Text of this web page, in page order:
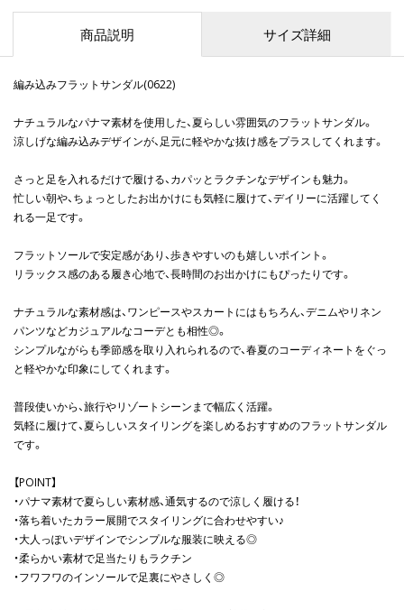
商品説明 サイズ詳細
編み込みフラットサンダル(0622)
ナチュラルなパナマ素材を使用した、夏らしい雰囲気のフラットサンダル。
涼しげな編み込みデザインが、足元に軽やかな抜け感をプラスしてくれます。
さっと足を入れるだけで履ける、カパッとラクチンなデザインも魅力。
忙しい朝や、ちょっとしたお出かけにも気軽に履けて、デイリーに活躍してく
れる一足です。
フラットソールで安定感があり、歩きやすいのも嬉しいポイント。
リラックス感のある履き心地で、長時間のお出かけにもぴったりです。
ナチュラルな素材感は、ワンピースやスカートにはもちろん、デニムやリネン
パンツなどカジュアルなコーデとも相性◎。
シンプルながらも季節感を取り入れられるので、春夏のコーディネートをぐっ
と軽やかな印象にしてくれます。
普段使いから、旅行やリゾートシーンまで幅広く活躍。
気軽に履けて、夏らしいスタイリングを楽しめるおすすめのフラットサンダル
です。
【POINT】
・パナマ素材で夏らしい素材感、通気するので涼しく履ける！
・落ち着いたカラー展開でスタイリングに合わせやすい♪
・大人っぽいデザインでシンプルな服装に映える◎
・柔らかい素材で足当たりもラクチン
・フワフワのインソールで足裏にやさしく◎